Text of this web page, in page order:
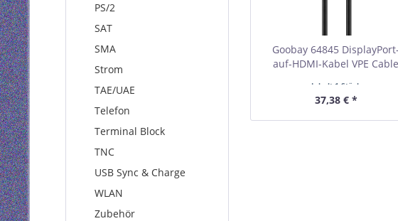
PS/2
SAT
SMA
Strom
TAE/UAE
Telefon
Terminal Block
TNC
USB Sync & Charge
WLAN
Zubehör
Goobay 64845 DisplayPort-
auf-HDMI-Kabel VPE Cable
Inhalt 1 Stück
37,38 € *